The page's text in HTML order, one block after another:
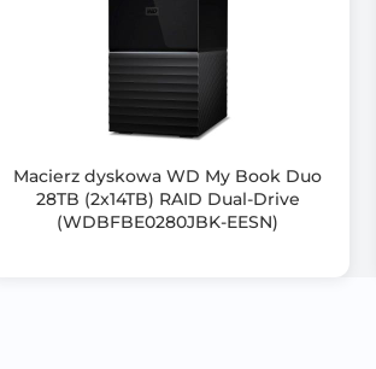
Macierz dyskowa WD My Book Duo
28TB (2x14TB) RAID Dual-Drive
(WDBFBE0280JBK-EESN)